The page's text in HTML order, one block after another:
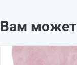
Вам может